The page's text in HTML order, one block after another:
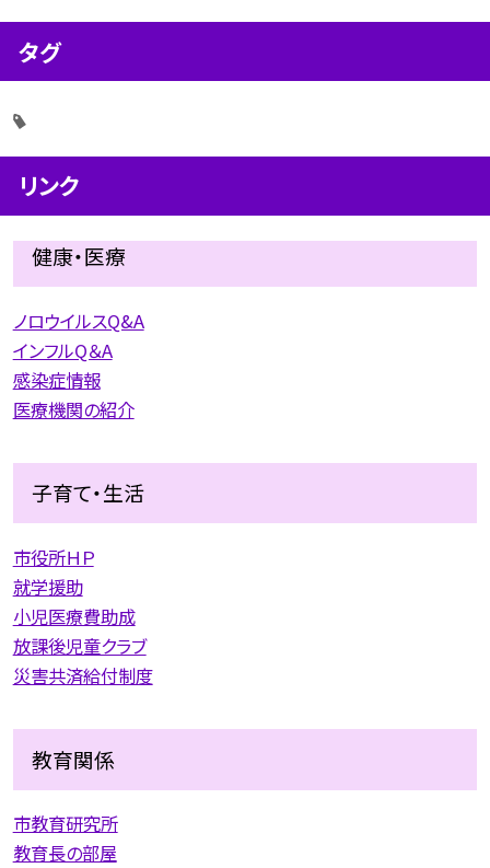
タグ
リンク
健康・医療
ノロウイルスQ&A
インフルQ＆A
感染症情報
医療機関の紹介
子育て・生活
市役所ＨＰ
就学援助
小児医療費助成
放課後児童クラブ
災害共済給付制度
教育関係
市教育研究所
教育長の部屋